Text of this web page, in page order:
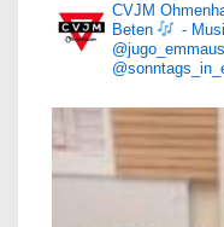
CVJM
Beten
-
@jugo_emmaus